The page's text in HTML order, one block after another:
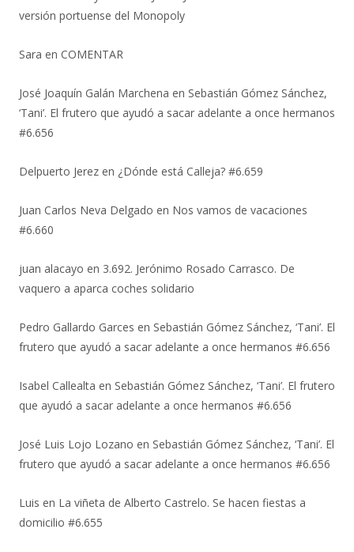
versión portuense del Monopoly
Sara en COMENTAR
José Joaquín Galán Marchena en Sebastián Gómez Sánchez,
‘Tani’. El frutero que ayudó a sacar adelante a once hermanos
#6.656
Delpuerto Jerez en ¿Dónde está Calleja? #6.659
Juan Carlos Neva Delgado en Nos vamos de vacaciones
#6.660
juan alacayo en 3.692. Jerónimo Rosado Carrasco. De
vaquero a aparca coches solidario
Pedro Gallardo Garces en Sebastián Gómez Sánchez, ‘Tani’. El
frutero que ayudó a sacar adelante a once hermanos #6.656
Isabel Callealta en Sebastián Gómez Sánchez, ‘Tani’. El frutero
que ayudó a sacar adelante a once hermanos #6.656
José Luis Lojo Lozano en Sebastián Gómez Sánchez, ‘Tani’. El
frutero que ayudó a sacar adelante a once hermanos #6.656
Luis en La viñeta de Alberto Castrelo. Se hacen fiestas a
domicilio #6.655